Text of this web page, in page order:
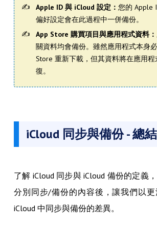
Apple ID 與 iCloud 設定： 您的 Apple
偏好設定會在此過程中一併備份。
App Store 購買項目與應用程式資料：
關資料均會備份。雖然應用程式本身
Store 重新下載，但其資料將在應用
復。
iCloud 同步與備份 - 總結
了解 iCloud 同步與 iCloud 備份的定義
分別同步/備份的內容後，讓我們以
iCloud 中同步與備份的差異。